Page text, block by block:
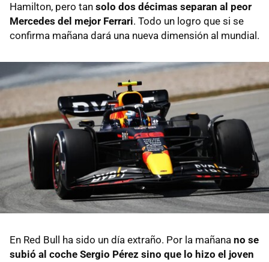
Hamilton, pero tan solo dos décimas separan al peor
Mercedes del mejor Ferrari. Todo un logro que si se
confirma mañana dará una nueva dimensión al mundial.
En Red Bull ha sido un día extraño. Por la mañana no se
subió al coche Sergio Pérez sino que lo hizo el joven